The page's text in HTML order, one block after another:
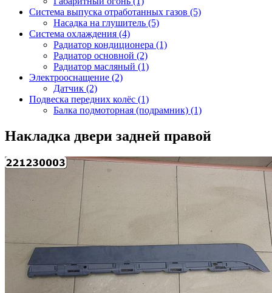
Система выпуска отработанных газов (5)
Насадка на глушитель (5)
Система охлаждения (4)
Радиатор кондиционера (1)
Радиатор основной (2)
Радиатор масляный (1)
Электрооснащение (2)
Датчик (2)
Подвеска передних колёс (1)
Балка подмоторная (подрамник) (1)
Накладка двери задней правой